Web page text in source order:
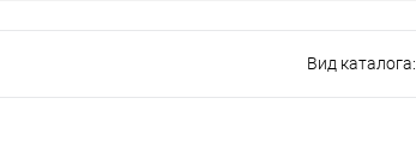
Вид каталога: